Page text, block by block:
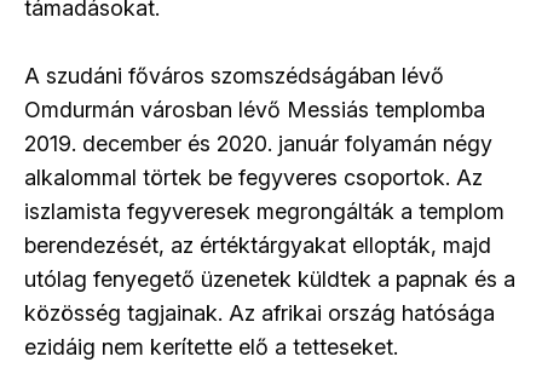
támadásokat.
A szudáni főváros szomszédságában lévő
Omdurmán városban lévő Messiás templomba
2019. december és 2020. január folyamán négy
alkalommal törtek be fegyveres csoportok. Az
iszlamista fegyveresek megrongálták a templom
berendezését, az értéktárgyakat ellopták, majd
utólag fenyegető üzenetek küldtek a papnak és a
közösség tagjainak. Az afrikai ország hatósága
ezidáig nem kerítette elő a tetteseket.